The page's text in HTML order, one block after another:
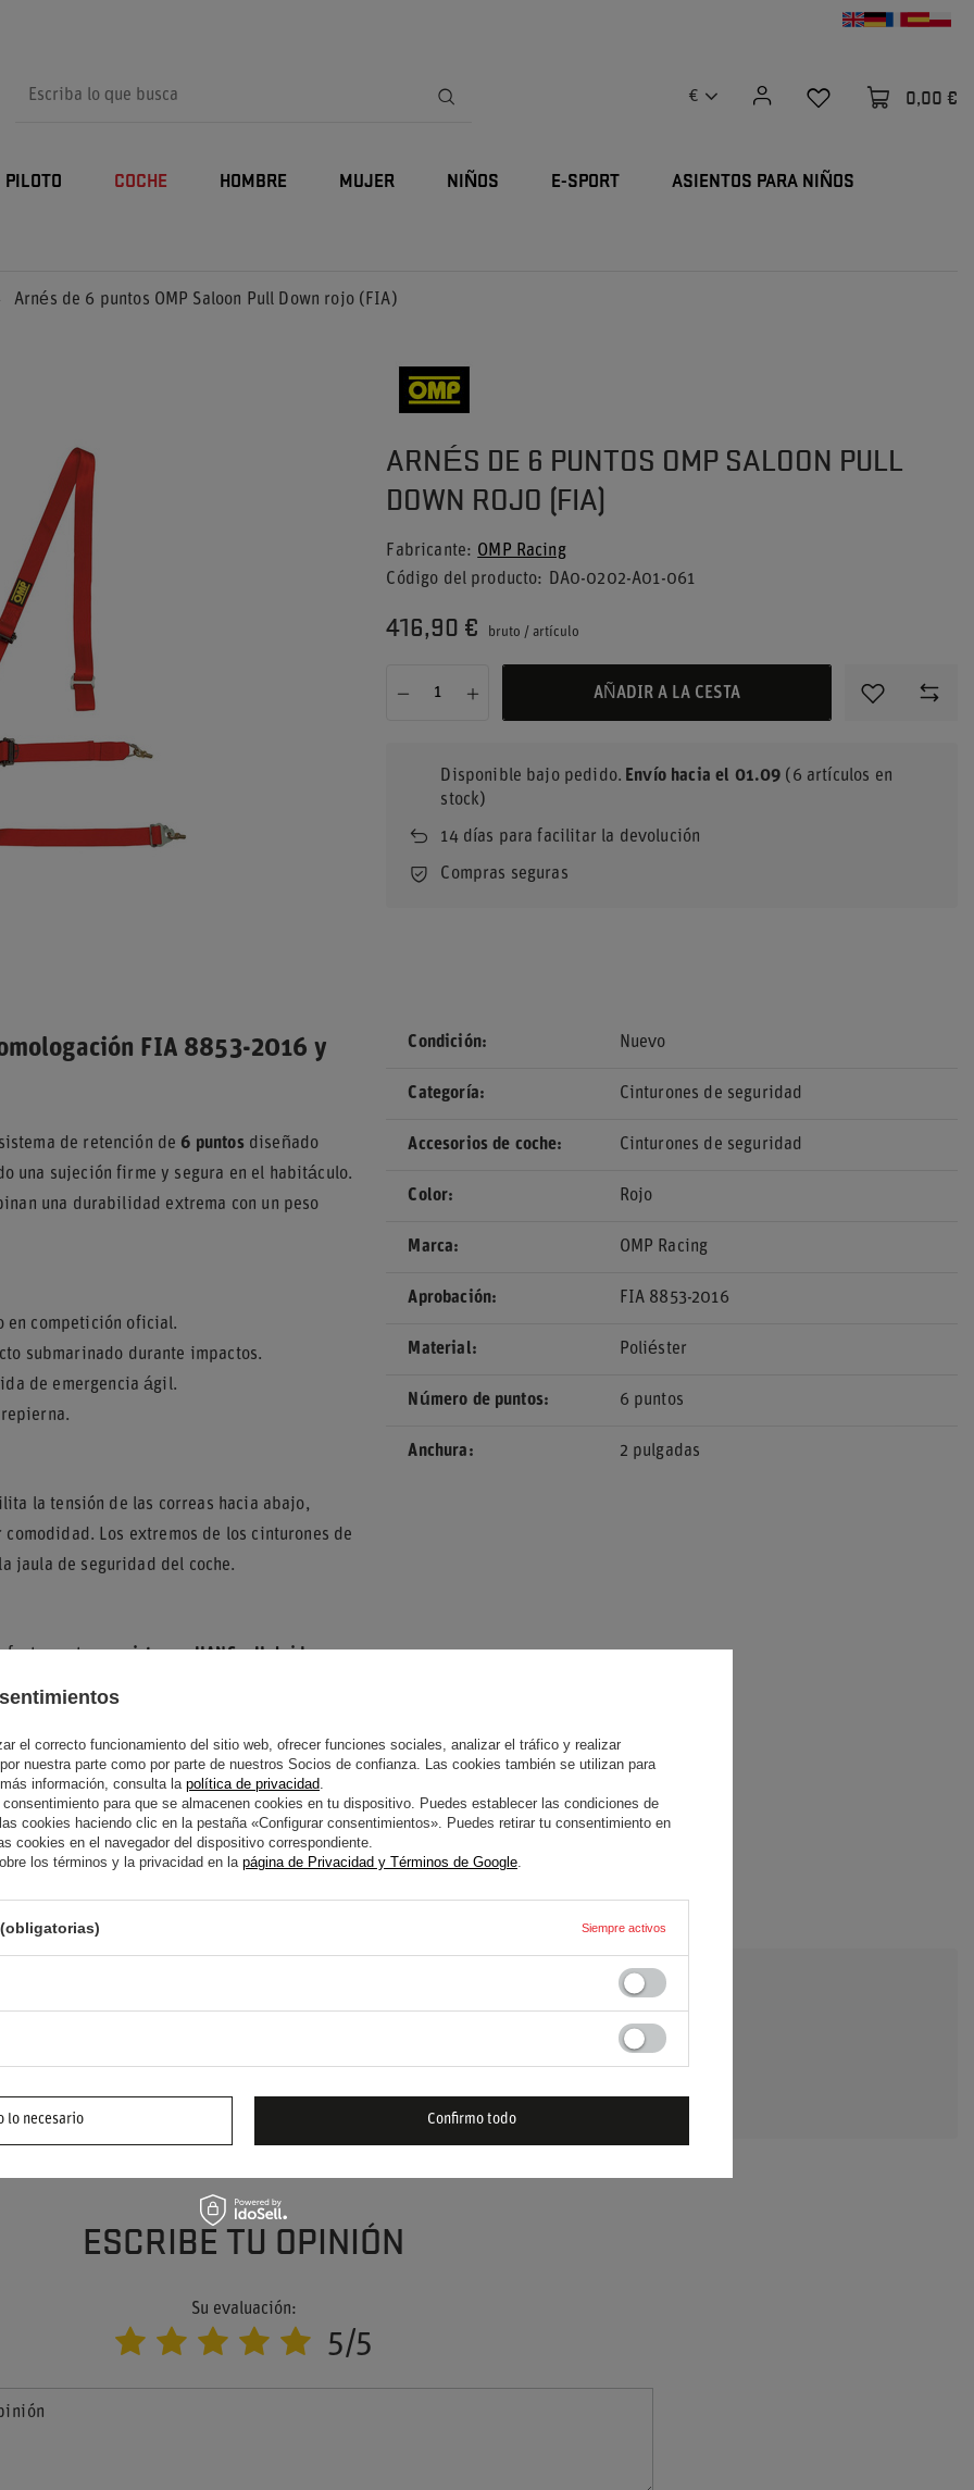
€ 0,00 €
PILOTO COCHE HOMBRE MUJER NIÑOS E-SPORT ASIENTOS PARA NIÑOS
Arnés de 6 puntos OMP Saloon Pull Down rojo (FIA)
ARNÉS DE 6 PUNTOS OMP SALOON PULL
DOWN ROJO (FIA)
Fabricante
OMP Racing
Código del producto
DA0-0202-A01-061
416,90 € bruto /artículo
AÑADIR A LA CESTA
Disponible bajo pedido Envío hacia el 01.09 (6 artículos en
stock)
14días para facilitar la devolución
Compras seguras
FIA 8853-2016 y
de retención de 6 puntosdiseñado
una sujeción firme y segura en el habitáculo.
una durabilidad extrema con un peso
en competición oficial.
submarinado durante impactos.
de emergencia ágil.
la tensión de las correas hacia abajo,
Los extremos de los cinturones de
jaula de seguridad del coche.
consistemas HANS e Hybrid,
en su posición correcta. El color rojo
con parches amarillos del logotipo de
este arnés permite una
del asiento. Es la elección ideal para
la integridad estructural.
Condición Nuevo
Categoría Cinturones de seguridad
Accesorios de coche Cinturones de seguridad
Color Rojo
Marca OMP Racing
Aprobación FIA 8853-2016
Material Poliéster
Número de puntos 6 puntos
Anchura 2 pulgadas
TIENE PREGUNTAS?
inmediatamente, publicando las
ESCRIBE TU OPINIÓN
Su evaluación:
5/5
el correcto funcionamiento del sitio web, ofrecer funciones sociales, analizar el tráfico y realizar
nuestra parte como por parte de nuestros Socios de confianza. Las cookies también se utilizan para
información, consulta la política de privacidad
para que se almacenen cookies en tu dispositivo. Puedes establecer las condiciones de
cookies haciendo clic en la pestaña «Configurar consentimientos». Puedes retirar tu consentimiento en
cookies en el navegador del dispositivo correspondiente.
los términos y la privacidad en la página de Privacidad y Términos de Google
Siempre activos
lo necesario Confirmo todo